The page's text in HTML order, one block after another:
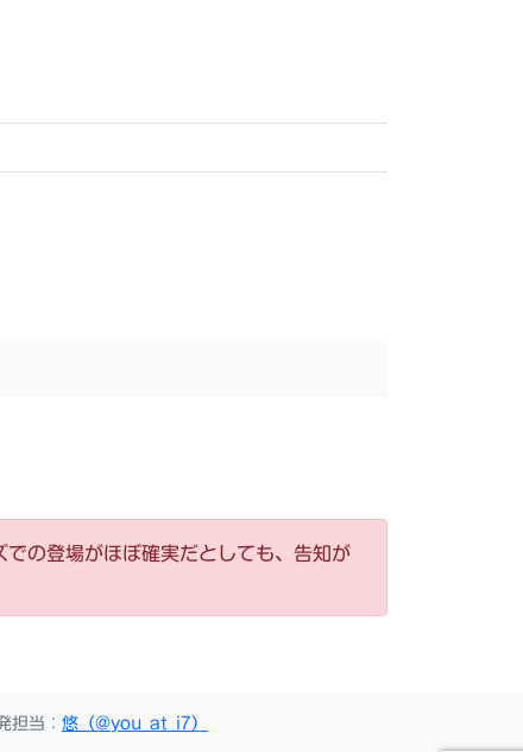
の登場がほぼ確実だとしても、告知が
担当： 悠（@you_at_i7）